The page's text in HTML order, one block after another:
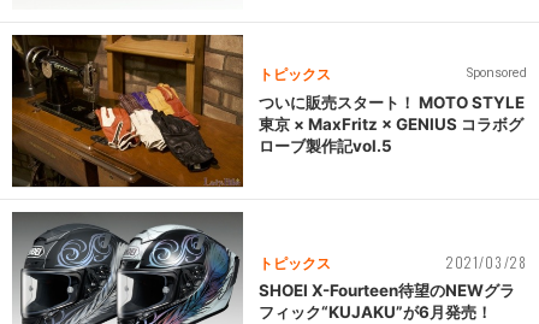
トピックス Sponsored
ついに販売スタート！ MOTO STYLE
東京 × MaxFritz × GENIUS コラボグ
ローブ製作記vol.5
トピックス 2021/03/28
SHOEI X-Fourteen待望のNEWグラ
フィック“KUJAKU”が6月発売！